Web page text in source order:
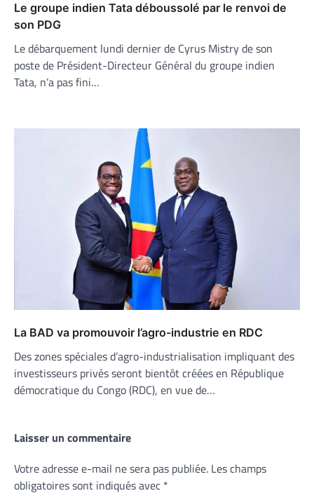
Le groupe indien Tata déboussolé par le renvoi de
son PDG
Le débarquement lundi dernier de Cyrus Mistry de son
poste de Président-Directeur Général du groupe indien
Tata, n’a pas fini…
La BAD va promouvoir l’agro-industrie en RDC
Des zones spéciales d’agro-industrialisation impliquant des
investisseurs privés seront bientôt créées en République
démocratique du Congo (RDC), en vue de…
Laisser un commentaire
Votre adresse e-mail ne sera pas publiée. Les champs
obligatoires sont indiqués avec *